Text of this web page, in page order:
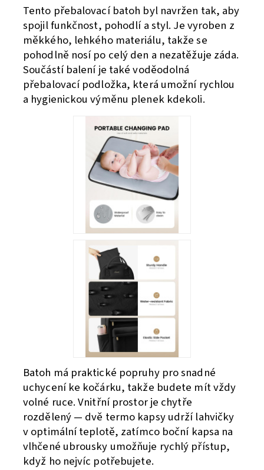
Tento přebalovací batoh byl navržen tak, aby
spojil funkčnost, pohodlí a styl. Je vyroben z
měkkého, lehkého materiálu, takže se
pohodlně nosí po celý den a nezatěžuje záda.
Součástí balení je také voděodolná
přebalovací podložka, která umožní rychlou
a hygienickou výměnu plenek kdekoli.
Batoh má praktické popruhy pro snadné
uchycení ke kočárku, takže budete mít vždy
volné ruce. Vnitřní prostor je chytře
rozdělený — dvě termo kapsy udrží lahvičky
v optimální teplotě, zatímco boční kapsa na
vlhčené ubrousky umožňuje rychlý přístup,
když ho nejvíc potřebujete.